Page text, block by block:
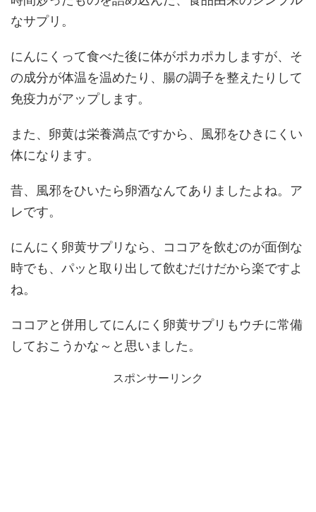
なサプリ。
にんにくって食べた後に体がポカポカしますが、そ
の成分が体温を温めたり、腸の調子を整えたりして
免疫力がアップします。
また、卵黄は栄養満点ですから、風邪をひきにくい
体になります。
昔、風邪をひいたら卵酒なんてありましたよね。ア
レです。
にんにく卵黄サプリなら、ココアを飲むのが面倒な
時でも、パッと取り出して飲むだけだから楽ですよ
ね。
ココアと併用してにんにく卵黄サプリもウチに常備
しておこうかな～と思いました。
スポンサーリンク